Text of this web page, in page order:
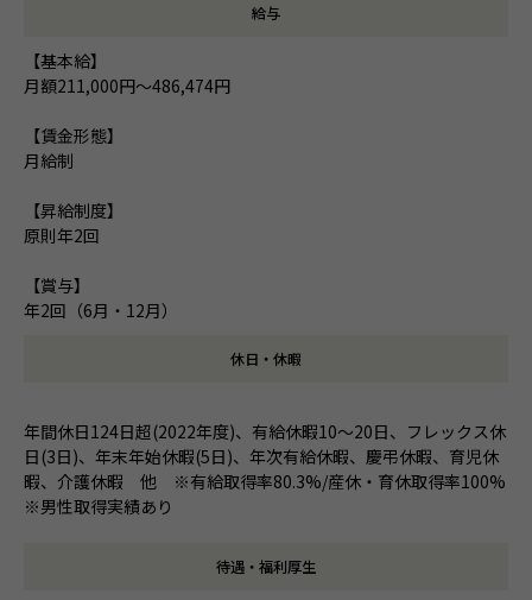
給与
【基本給】
月額211,000円～486,474円
【賃金形態】
月給制
【昇給制度】
原則年2回
【賞与】
年2回（6月・12月）
休日・休暇
年間休日124日超(2022年度)、有給休暇10～20日、フレックス休
日(3日)、年末年始休暇(5日)、年次有給休暇、慶弔休暇、育児休
暇、介護休暇 他 ※有給取得率80.3%/産休・育休取得率100%
※男性取得実績あり
待遇・福利厚生